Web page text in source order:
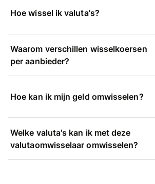
Hoe wissel ik valuta's?
Waarom verschillen wisselkoersen
per aanbieder?
Hoe kan ik mijn geld omwisselen?
Welke valuta's kan ik met deze
valutaomwisselaar omwisselen?